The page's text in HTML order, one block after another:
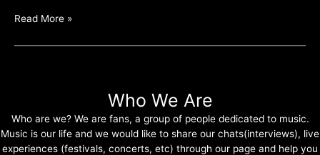
Read More »
Who We Are
Who are we? We are fans, a group of people dedicated to music.
Music is our life and we would like to share our chats(interviews), live
experiences (festivals, concerts, etc) through our page and help you